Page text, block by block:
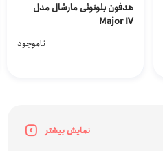
هدفون بلوتوثی مارشال مدل
Major IV
ناموجود
نمایش بیشتر